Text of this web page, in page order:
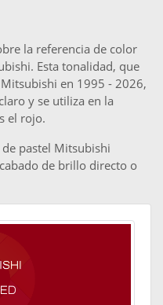
la referencia de color
Esta tonalidad, que
en 1995 - 2026,
y se utiliza en la
el rojo.
pastel Mitsubishi
de brillo directo o